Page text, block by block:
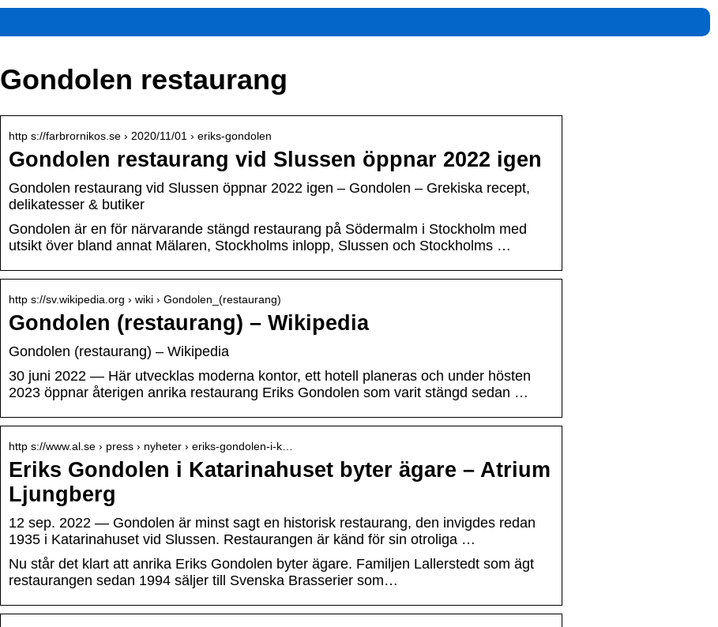
Gondolen restaurang
http s://farbrornikos.se › 2020/11/01 › eriks-gondolen
Gondolen restaurang vid Slussen öppnar 2022 igen
Gondolen restaurang vid Slussen öppnar 2022 igen – Gondolen – Grekiska recept,
delikatesser & butiker
Gondolen är en för närvarande stängd restaurang på Södermalm i Stockholm med
utsikt över bland annat Mälaren, Stockholms inlopp, Slussen och Stockholms …
http s://sv.wikipedia.org › wiki › Gondolen_(restaurang)
Gondolen (restaurang) – Wikipedia
Gondolen (restaurang) – Wikipedia
30 juni 2022 — Här utvecklas moderna kontor, ett hotell planeras och under hösten
2023 öppnar återigen anrika restaurang Eriks Gondolen som varit stängd sedan …
http s://www.al.se › press › nyheter › eriks-gondolen-i-k…
Eriks Gondolen i Katarinahuset byter ägare – Atrium
Ljungberg
12 sep. 2022 — Gondolen är minst sagt en historisk restaurang, den invigdes redan
1935 i Katarinahuset vid Slussen. Restaurangen är känd för sin otroliga …
Nu står det klart att anrika Eriks Gondolen byter ägare. Familjen Lallerstedt som ägt
restaurangen sedan 1994 säljer till Svenska Brasserier som…